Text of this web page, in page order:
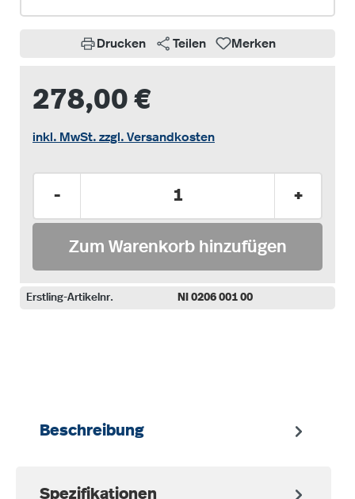
Drucken Teilen Merken
278,00 €
inkl. MwSt. zzgl. Versandkosten
- +
Zum Warenkorb hinzufügen
Erstling-Artikelnr. NI 0206 001 00
Beschreibung
Spezifikationen